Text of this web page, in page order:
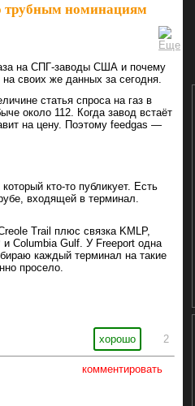
трубным номинациям
на СПГ-заводы США и почему
своих же данных за сегодня.
статья спроса на газ в
около 112. Когда завод встаёт
на цену. Поэтому feedgas —
кто-то публикует. Есть
входящей в терминал.
Trail плюс связка KMLP,
Columbia Gulf. У Freeport одна
каждый терминал на такие
просело.
хорошо 2
комментировать